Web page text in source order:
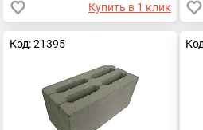
Купить в 1 клик
Код: 21395